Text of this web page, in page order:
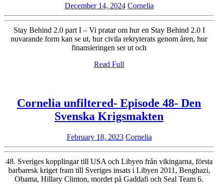
del
I-
December 14, 2024December
14,
2024
CorneliaCornelia
Stay Behind 2.0 part I – Vi pratar om hur en Stay Behind 2.0 I
nuvarande form kan se ut, hur civila rekryterats genom åren, hur
finansieringen ser ut och
Read Full
Cornelia unfiltered- Episode 48- Den
Svenska Krigsmakten
48-
Den
Svenska
February 18, 2023February
18,
2023
CorneliaCornelia
48. Sveriges kopplingar till USA och Libyen från vikingarna, första
barbaresk kriget fram till Sveriges insats i Libyen 2011, Benghazi,
Obama, Hillary Clinton, mordet på Gaddafi och Seal Team 6.